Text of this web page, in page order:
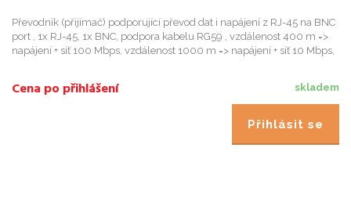
Převodník (přijímač) podporující převod dat i napájení z RJ-45 na BNC
port , 1x RJ-45, 1x BNC, podpora kabelu RG59 , vzdálenost 400 m =>
napájení + síť 100 Mbps, vzdálenost 1000 m => napájení + síť 10 Mbps,
skladem
Cena po přihlášení
Přihlásit se